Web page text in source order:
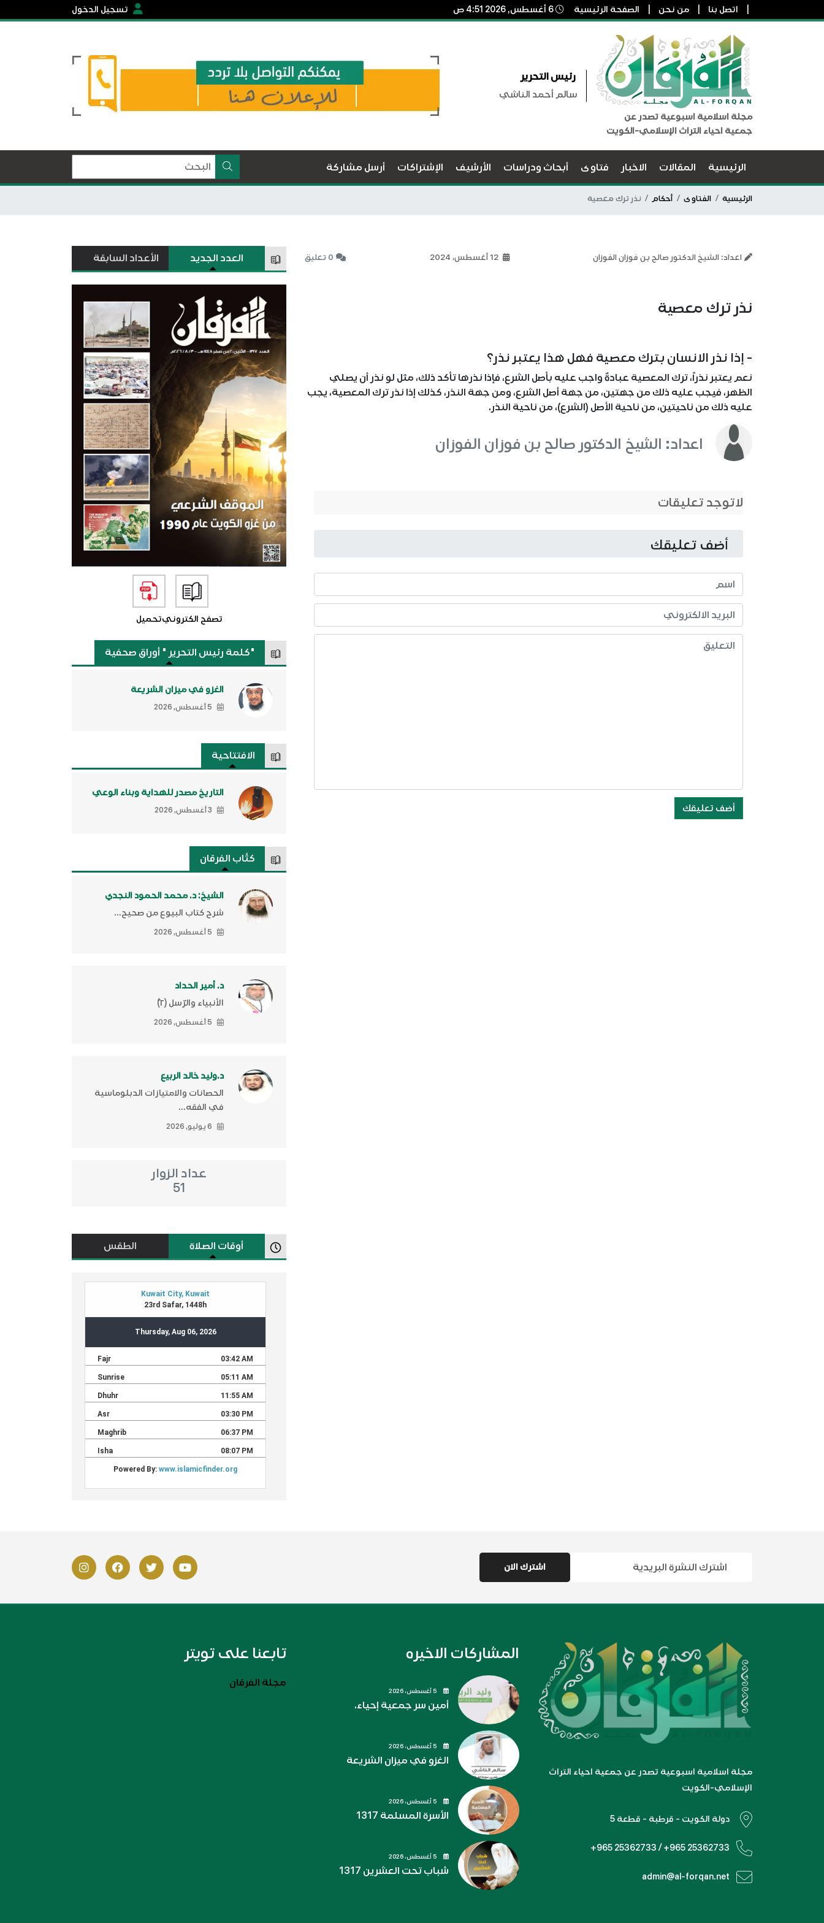
اتصل بنا من نحن الصفحة الرئيسية تسجيل الدخول
مجلة اسلامية اسبوعية تصدر عن
جمعية احياء التراث الإسلامي-الكويت
رئيس التحرير
سالم أحمد الناشي
الرئيسية المقالات الاخبار فتاوى أبحاث ودراسات الأرشيف الإشتراكات أرسل مشاركة
الرئيسية الفتاوى أحكام نذر ترك معصية
اعداد: الشيخ الدكتور صالح بن فوزان الفوزان 12 أغسطس، 2024 0 تعليق
نذر ترك معصية
- إذا نذر الانسان بترك معصية فهل هذا يعتبر نذر؟
نعم يعتبر نذراً، ترك المعصية عبادةٌ واجب عليه بأصل الشرع، فإذا نذرها تأكد ذلك، مثل لو نذر أن يصلي
الظهر، فيجب عليه ذلك من جهتين، من جهة أصل الشرع، ومن جهة النذر، كذلك إذا نذر ترك المعصية، يجب
عليه ذلك من ناحيتين، من ناحية الأصل (الشرع)، من ناحية النذر.
اعداد: الشيخ الدكتور صالح بن فوزان الفوزان
لاتوجد تعليقات
أضف تعليقك
أضف تعليقك
العدد الجديد الأعداد السابقة
تصفح الكترونيتحميل
"كلمة رئيس التحرير " أوراق صحفية
الغزو في ميزان الشريعة
5 أغسطس, 2026
الافتتاحية
التاريخ مصدر للهداية وبناء الوعي
3 أغسطس, 2026
كتَّاب الفرقان
الشيخ: د. محمد الحمود النجدي
شرح كتاب البيوع من صحيح...
5 أغسطس, 2026
د. أمير الحداد
الأنبياء والرّسل (٢)ّ
5 أغسطس, 2026
د.وليد خالد الربيع
الحصانات والامتيازات الدبلوماسية
في الفقه...
6 يوليو, 2026
عداد الزوار
51
أوقات الصلاة الطقس
مجلة اسلامية اسبوعية تصدر عن جمعية احياء التراث
الإسلامي-الكويت
دولة الكويت - قرطبة - قطعة 5
+965 25362733 / +965 25362733
admin@al-forqan.net
المشاركات الاخيره
أمين سر جمعية إحياء.
الغزو في ميزان الشريعة
الأسرة المسلمة 1317
شباب تحت العشرين 1317
تابعنا على تويتر
مجلة الفرقان